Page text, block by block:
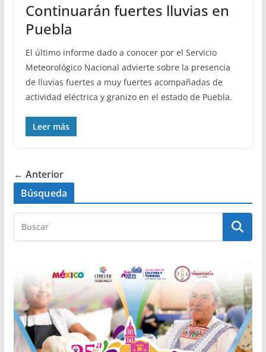
Continuarán fuertes lluvias en
Puebla
El último informe dado a conocer por el Servicio
Meteorológico Nacional advierte sobre la presencia
de lluvias fuertes a muy fuertes acompañadas de
actividad eléctrica y granizo en el estado de Puebla.
Leer más
← Anterior
Búsqueda